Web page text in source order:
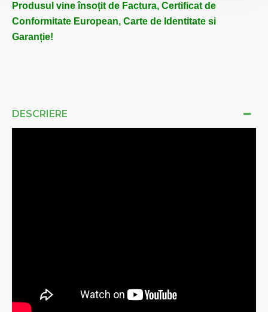
DESCRIERE
Produsul vine însoțit de Factura, Certificat de
Conformitate European, Carte de Identitate si
Garanție!